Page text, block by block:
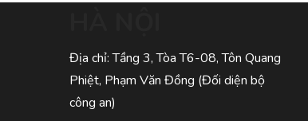
Địa chỉ: Tầng 3, Tòa T6-08, Tôn Quang
Phiệt, Phạm Văn Đồng (Đối diện bộ
công an)